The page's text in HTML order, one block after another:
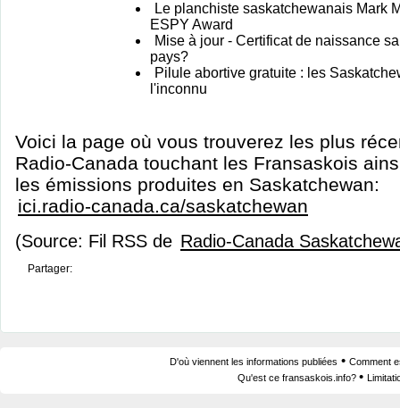
Le planchiste saskatchewanais Mark
ESPY Award
Mise à jour - Certificat de naissance
pays?
Pilule abortive gratuite : les
l'inconnu
Voici la page où vous trouverez les plus
Radio-Canada touchant les Fransaskois
les émissions produites en Saskatchewan:
ici.radio-canada.ca/saskatchewan
(Source: Fil RSS de Radio-Canada
Partager:
D'où viennent les informations publiées • Comment
Qu'est ce fransaskois.info? •